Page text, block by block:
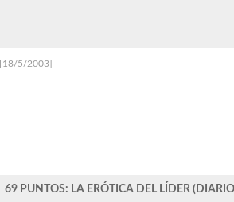
69 PUNTOS: LA ERÓTICA DEL LÍDER
[18/5/2003]